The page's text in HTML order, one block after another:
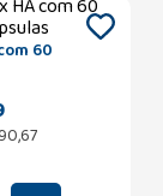
60
90,67